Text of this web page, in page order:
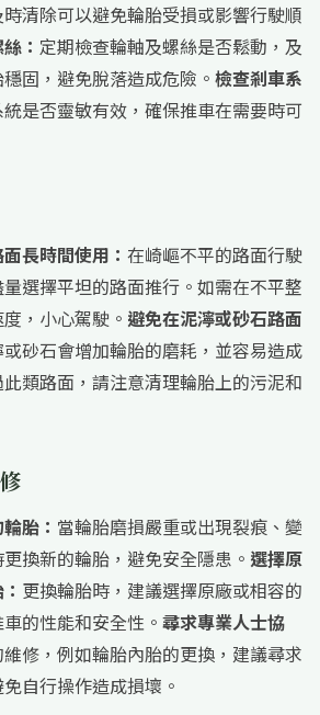
清除可以避免輪胎受損或影響行駛順
： 定期檢查輪軸及螺絲是否鬆動，及
固，避免脫落造成危險。 檢查剎車系
是否靈敏有效，確保推車在需要時可
長時間使用： 在崎嶇不平的路面行駛
選擇平坦的路面推行。如需在不平整
，小心駕駛。 避免在泥濘或砂石路面
砂石會增加輪胎的磨耗，並容易造成
類路面，請注意清理輪胎上的污泥和
胎： 當輪胎磨損嚴重或出現裂痕、變
換新的輪胎，避免安全隱患。 選擇原
更換輪胎時，建議選擇原廠或相容的
的性能和安全性。 尋求專業人士協
修，例如輪胎內胎的更換，建議尋求
自行操作造成損壞。